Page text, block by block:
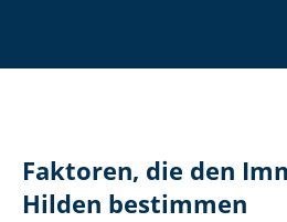
Faktoren, die den
Hilden bestimmen